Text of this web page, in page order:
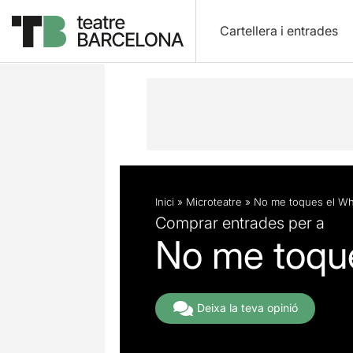
Cartellera i entrades
Descripció Fitxa artística
Inici » Microteatre » No me toques el
Comprar entrades per a
No me
Deixa la teva opinió